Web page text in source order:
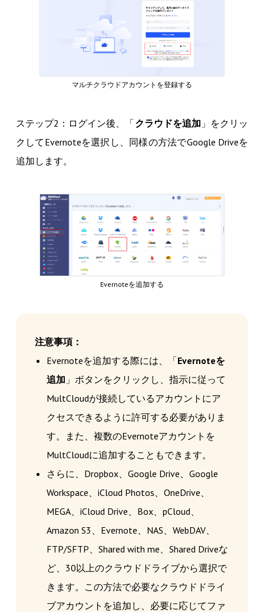
マルチクラウドアカウントを登録する
ステップ2：ログイン後、「クラウドを追加 」をクリッ
クしてEvernoteを選択し、同様の方法でGoogle Driveを
追加します。
Evernoteを追加する
注意事項：
Evernoteを追加する際には、「Evernoteを
追加 」ボタンをクリックし、指示に従って
MultCloudが接続しているアカウントにア
クセスできるように許可する必要がありま
す。また、複数のEvernoteアカウントを
MultCloudに追加することもできます。
さらに、Dropbox、Google Drive、Google
Workspace、iCloud Photos、OneDrive、
MEGA、iCloud Drive、Box、pCloud、
Amazon S3、Evernote、NAS、WebDAV、
FTP/SFTP、Shared with me、Shared Driveな
ど、30以上のクラウドドライブから選択で
きます。この方法で必要なクラウドドライ
ブアカウントを追加し、必要に応じてファ